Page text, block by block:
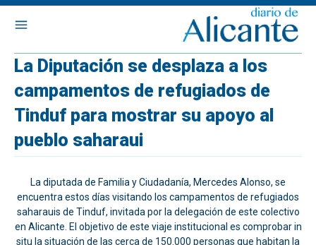
La Diputación se desplaza a los
campamentos de refugiados de
Tinduf para mostrar su apoyo al
pueblo saharaui
La diputada de Familia y Ciudadanía, Mercedes Alonso, se
encuentra estos días visitando los campamentos de refugiados
saharauis de Tinduf, invitada por la delegación de este colectivo
en Alicante. El objetivo de este viaje institucional es comprobar in
situ la situación de las cerca de 150.000 personas que habitan la